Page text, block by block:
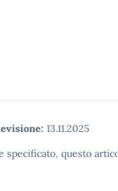
13.11.2025
specificato, questo